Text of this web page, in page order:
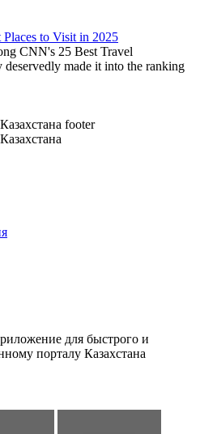
to Visit in 2025
CNN's 25 Best Travel
made it into the ranking
для быстрого и
порталу Казахстана